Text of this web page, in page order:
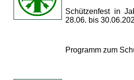
Schützenfest in
28.06. bis
Programm zum